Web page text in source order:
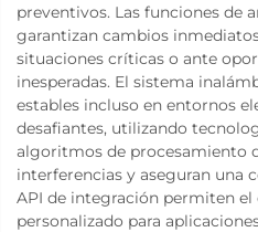
preventivos. Las funciones de
garantizan cambios
situaciones críticas o ante
inesperadas. El sistema
estables incluso en entornos
desafiantes, utilizando
algoritmos de procesamiento
interferencias y aseguran una
API de integración permiten
personalizado para